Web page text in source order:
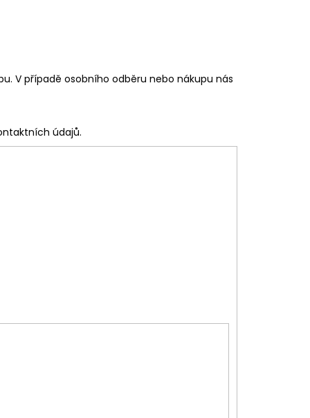
V případě osobního odběru nebo nákupu nás
údajů.